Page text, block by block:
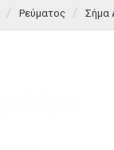
Ρεύματος Σήμα